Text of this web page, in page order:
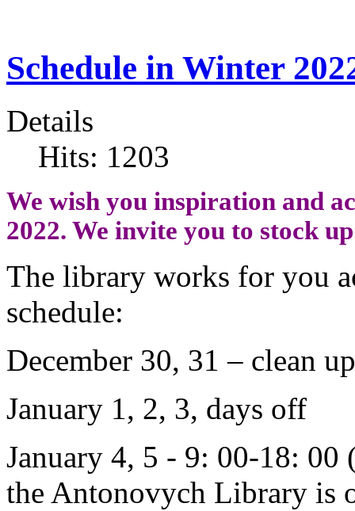
Schedule in Winter
Details
Hits: 1203
We wish you inspiration and
2022. We invite you to stock
The library works for you
schedule:
December 30, 31 – clean
January 1, 2, 3, days off
January 4, 5 - 9: 00-18:
the Antonovych Library is